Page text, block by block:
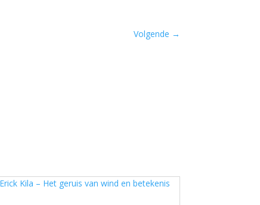
Volgende →